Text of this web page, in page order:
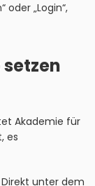
oder „Login“,
Akademie für
es
Direkt unter dem